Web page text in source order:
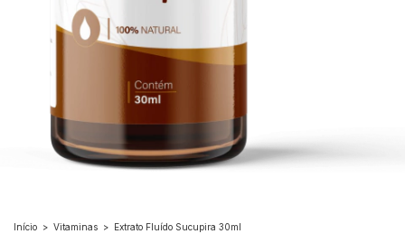
Início > Vitaminas > Extrato Fluído Sucupira 30ml